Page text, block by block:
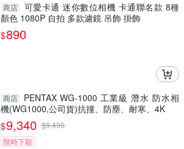
商店
可愛卡通 迷你數位相機 卡通聯名款 8種
顏色 1080P 自拍 多款濾鏡 吊飾 掛飾
$890
商店
PENTAX WG-1000 工業級 潛水 防水相
機(WG1000,公司貨)抗撞、防塵、耐寒、4K
$9,340 $9,490
限時下殺